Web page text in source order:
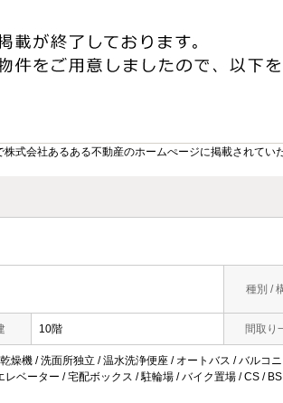
式会社あるある不動産のホームぺージに掲載されてい
種別 /
10階 間取り
燥機 / 洗面所独立 / 温水洗浄便座 / オートバス / バルコ
ベーター / 宅配ボックス / 駐輪場 / バイク置場 / CS /